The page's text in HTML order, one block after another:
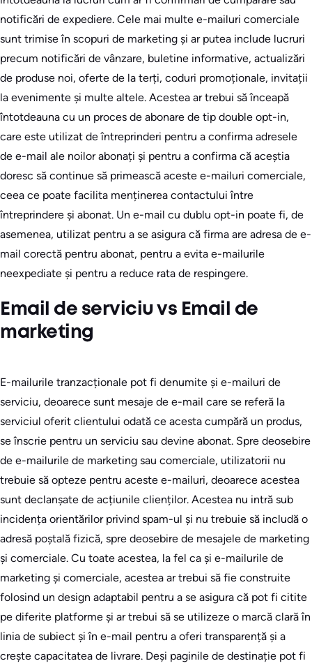
notificări de expediere. Cele mai multe e-mailuri comerciale
sunt trimise în scopuri de marketing și ar putea include lucruri
precum notificări de vânzare, buletine informative, actualizări
de produse noi, oferte de la terți, coduri promoționale, invitații
la evenimente și multe altele. Acestea ar trebui să înceapă
întotdeauna cu un proces de abonare de tip double opt-in,
care este utilizat de întreprinderi pentru a confirma adresele
de e-mail ale noilor abonați și pentru a confirma că aceștia
doresc să continue să primească aceste e-mailuri comerciale,
ceea ce poate facilita menținerea contactului între
întreprindere și abonat. Un e-mail cu dublu opt-in poate fi, de
asemenea, utilizat pentru a se asigura că firma are adresa de e-
mail corectă pentru abonat, pentru a evita e-mailurile
neexpediate și pentru a reduce rata de respingere.
Email de serviciu vs Email de
marketing
E-mailurile tranzacționale pot fi denumite și e-mailuri de
serviciu, deoarece sunt mesaje de e-mail care se referă la
serviciul oferit clientului odată ce acesta cumpără un produs,
se înscrie pentru un serviciu sau devine abonat. Spre deosebire
de e-mailurile de marketing sau comerciale, utilizatorii nu
trebuie să opteze pentru aceste e-mailuri, deoarece acestea
sunt declanșate de acțiunile clienților. Acestea nu intră sub
incidența orientărilor privind spam-ul și nu trebuie să includă o
adresă poștală fizică, spre deosebire de mesajele de marketing
și comerciale. Cu toate acestea, la fel ca și e-mailurile de
marketing și comerciale, acestea ar trebui să fie construite
folosind un design adaptabil pentru a se asigura că pot fi citite
pe diferite platforme și ar trebui să se utilizeze o marcă clară în
linia de subiect și în e-mail pentru a oferi transparență și a
crește capacitatea de livrare. Deși paginile de destinație pot fi